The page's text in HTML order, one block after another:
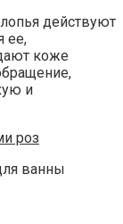
действуют
ее,
коже
и
роз